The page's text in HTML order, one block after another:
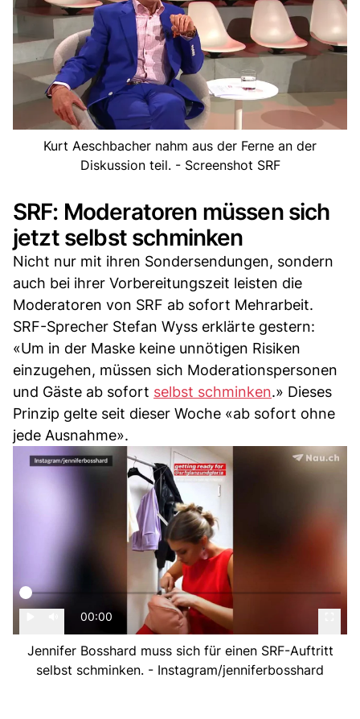
Kurt Aeschbacher nahm aus der Ferne an der
Diskussion teil. - Screenshot SRF
SRF: Moderatoren müssen sich
jetzt selbst schminken
Nicht nur mit ihren Sondersendungen, sondern
auch bei ihrer Vorbereitungszeit leisten die
Moderatoren von SRF ab sofort Mehrarbeit.
SRF-Sprecher Stefan Wyss erklärte gestern:
«Um in der Maske keine unnötigen Risiken
einzugehen, müssen sich Moderationspersonen
und Gäste ab sofort selbst schminken.» Dieses
Prinzip gelte seit dieser Woche «ab sofort ohne
jede Ausnahme».
00:00
Jennifer Bosshard muss sich für einen SRF-Auftritt
selbst schminken. - Instagram/jenniferbosshard